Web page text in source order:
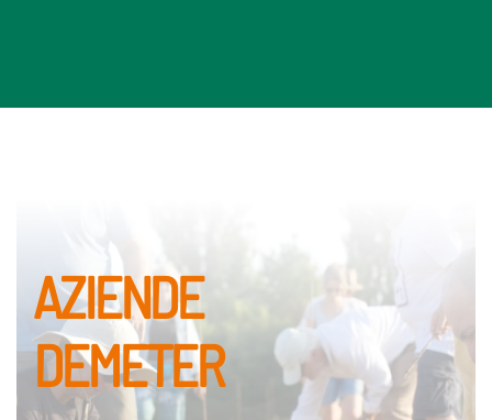
AZIENDE
DEMETER